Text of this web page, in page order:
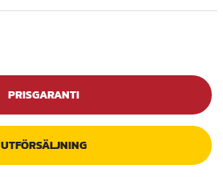
PRISGARANTI
UTFÖRSÄLJNING